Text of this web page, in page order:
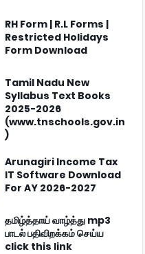
RH Form | R.L Forms |
Restricted Holidays
Form Download
Tamil Nadu New
Syllabus Text Books
2025-2026
(www.tnschools.gov.in
)
Arunagiri Income Tax
IT Software Download
For AY 2026-2027
தமிழ்த்தாய் வாழ்த்து mp3
பாடல் பதிவிறக்கம் செய்ய
click this link